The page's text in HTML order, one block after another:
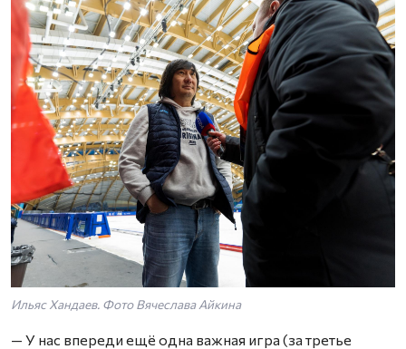
Ильяс Хандаев. Фото Вячеслава Айкина
— У нас впереди ещё одна важная игра (за третье